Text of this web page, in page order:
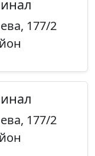
177/2
177/2